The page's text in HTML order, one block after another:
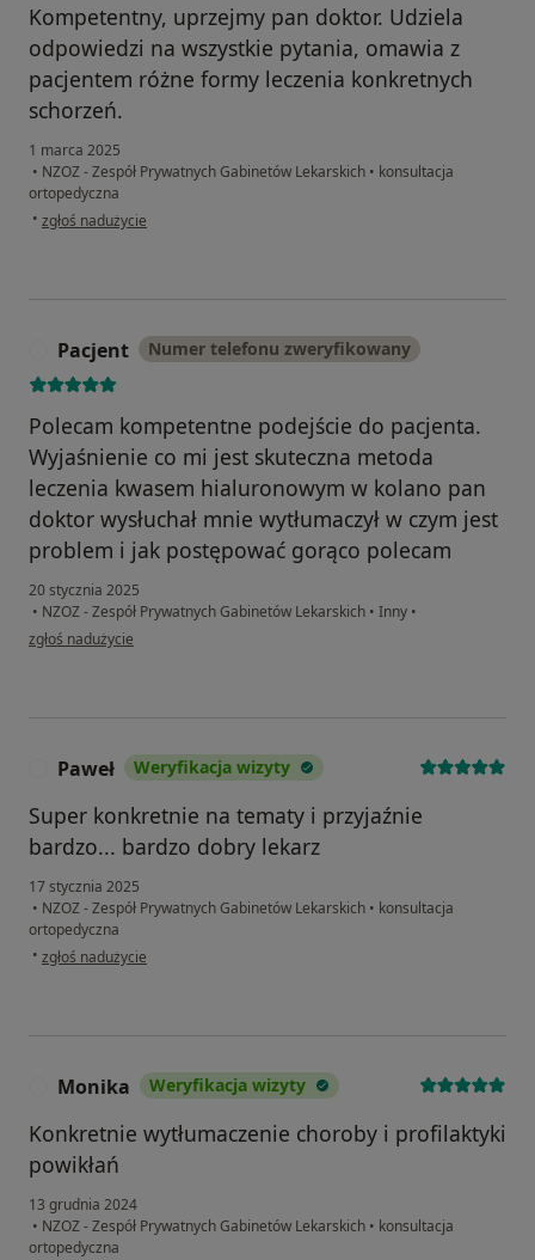
Kompetentny, uprzejmy pan doktor. Udziela
odpowiedzi na wszystkie pytania, omawia z
pacjentem różne formy leczenia konkretnych
schorzeń.
1 marca 2025
• NZOZ - Zespół Prywatnych Gabinetów Lekarskich • konsultacja
ortopedyczna
• w opinii użytkownika Iwona
zgłoś nadużycie
Pacjent Numer telefonu zweryfikowany
Polecam kompetentne podejście do pacjenta.
Wyjaśnienie co mi jest skuteczna metoda
leczenia kwasem hialuronowym w kolano pan
doktor wysłuchał mnie wytłumaczył w czym jest
problem i jak postępować gorąco polecam
20 stycznia 2025
• NZOZ - Zespół Prywatnych Gabinetów Lekarskich • Inny •
w opinii użytkownika Pacjent
zgłoś nadużycie
Paweł Weryfikacja wizyty
Super konkretnie na tematy i przyjaźnie
bardzo... bardzo dobry lekarz
17 stycznia 2025
• NZOZ - Zespół Prywatnych Gabinetów Lekarskich • konsultacja
ortopedyczna
• w opinii użytkownika Paweł
zgłoś nadużycie
Monika Weryfikacja wizyty
Konkretnie wytłumaczenie choroby i profilaktyki
powikłań
13 grudnia 2024
• NZOZ - Zespół Prywatnych Gabinetów Lekarskich • konsultacja
ortopedyczna